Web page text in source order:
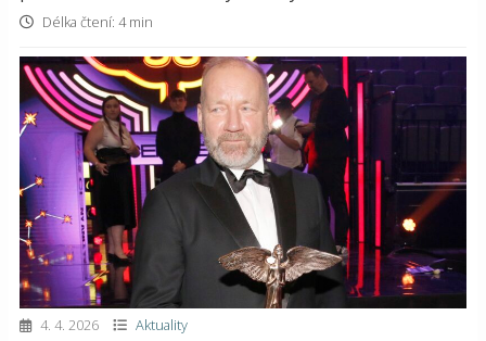
Délka čtení: 4 min
4. 4. 2026 Aktuality